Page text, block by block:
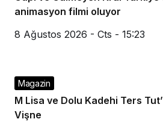
animasyon filmi oluyor
8 Ağustos 2026 - Cts - 15:23
Magazin
M Lisa ve Dolu Kadehi Ters
Vişne